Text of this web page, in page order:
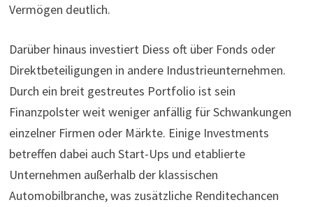
Vermögen deutlich.
Darüber hinaus investiert Diess oft über Fonds oder
Direktbeteiligungen in andere Industrieunternehmen.
Durch ein breit gestreutes Portfolio ist sein
Finanzpolster weit weniger anfällig für Schwankungen
einzelner Firmen oder Märkte. Einige Investments
betreffen dabei auch Start-Ups und etablierte
Unternehmen außerhalb der klassischen
Automobilbranche, was zusätzliche Renditechancen